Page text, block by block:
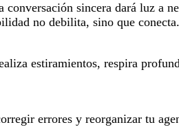
sincera dará luz a
no debilita, sino que conecta.
estiramientos, respira
errores y reorganizar tu